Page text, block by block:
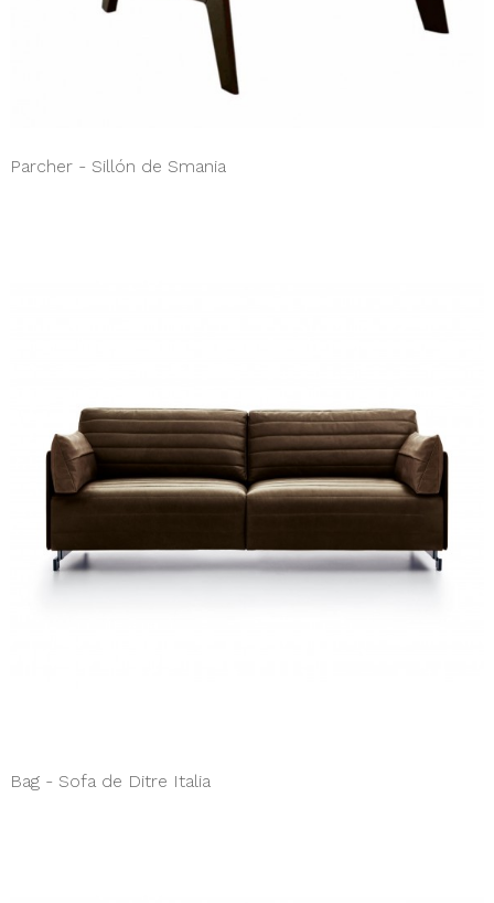
Parcher - Sillón de Smania
Bag - Sofa de Ditre Italia